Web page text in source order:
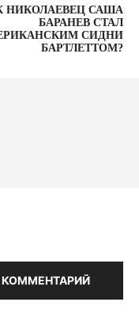
НИКОЛАЕВЕЦ САША
БАРАНЕВ СТАЛ
СИДНИ
БАРТЛЕТТОМ?
КОММЕНТАРИЙ